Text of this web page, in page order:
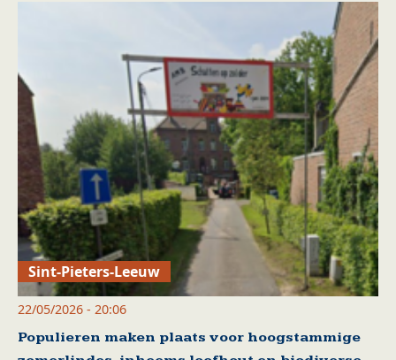
Sint-Pieters-Leeuw
22/05/2026 - 20:06
Populieren maken plaats voor hoogstammige